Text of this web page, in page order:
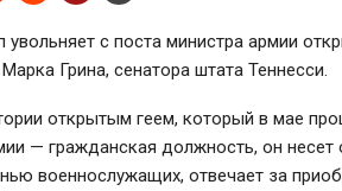
с поста министра армии
Грина, сенатора штата Теннесси.
открытым геем, который в мае
— гражданская должность, он несет
военнослужащих, отвечает за